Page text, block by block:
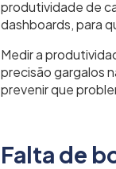
produtividade de
dashboards, para
Medir a
precisão gargalos
prevenir que
Falta de